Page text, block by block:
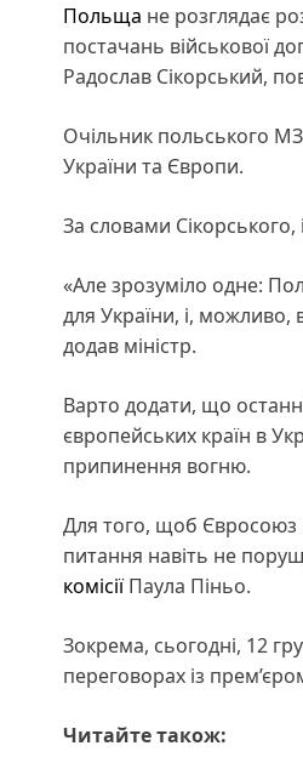
Польща не розглядає
постачань військової
Радослав Сікорський,
Очільник польського
України та Європи.
За словами
«Але зрозуміло одне:
для України, і, можливо,
додав міністр.
Варто додати, що
європейських країн в
припинення вогню.
Для того, щоб Євросоюз
питання навіть не
комісіїПаула Піньо.
Зокрема, сьогодні, 12
переговорах із
Читайте також: